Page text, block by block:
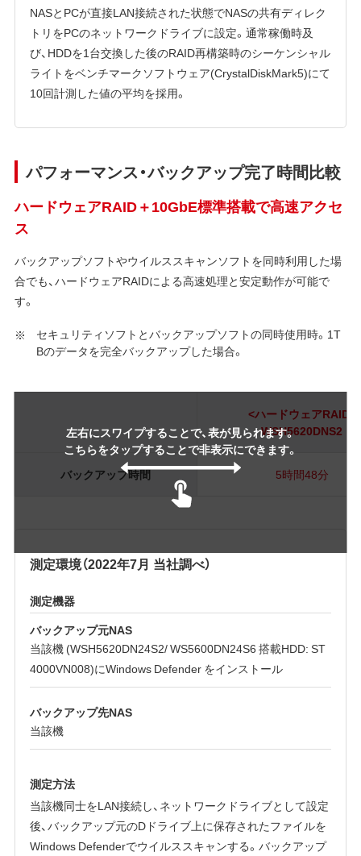
NASとPCが直接LAN接続された状態でNASの共有ディレク
トリをPCのネットワークドライブに設定。通常稼働時及
び、HDDを1台交換した後のRAID再構築時のシーケンシャル
ライトをベンチマークソフトウェア(CrystalDiskMark5)にて
10回計測した値の平均を採用。
パフォーマンス・バックアップ完了時間比較
ハードウェアRAID＋10GbE標準搭載で高速アクセ
ス
バックアップソフトやウイルススキャンソフトを同時利用した場
合でも、ハードウェアRAIDによる高速処理と安定動作が可能で
す。
セキュリティソフトとバックアップソフトの同時使用時。1T
Bのデータを完全バックアップした場合。
左右にスワイプすることで、表が見られます。
こちらをタップすることで非表示にできます。
<ハードウェアRAID>
WSH5620DNS2
バックアップ時間 5時間48分
測定環境（2022年7月 当社調べ）
測定機器
バックアップ元NAS
当該機 (WSH5620DN24S2/ WS5600DN24S6 搭載HDD: ST
4000VN008)にWindows Defender をインストール
バックアップ先NAS
当該機
測定方法
当該機同士をLAN接続し、ネットワークドライブとして設定
後、バックアップ元のDドライブ上に保存されたファイルを
Windows Defenderでウイルススキャンする。バックアップ